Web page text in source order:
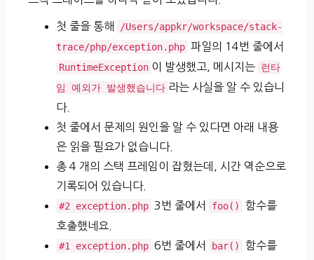
첫 줄을 통해
/Users/appkr/workspace/stack-
trace/php/exception.php 파일의 14번 줄에서
RuntimeException 이 발생했고, 메시지는 런타
임 예외가 발생했습니다 라는 사실을 알 수 있습니
다.
첫 줄에서 문제의 원인을 알 수 있다면 아래 내용
은 읽을 필요가 없습니다.
총 4 개의 스택 프레임이 잡혔는데, 시간 역순으로
기록되어 있습니다.
#2 exception.php 3번 줄에서 foo()
함수를
호출했네요.
#1 exception.php 6번 줄에서 bar()
함수를